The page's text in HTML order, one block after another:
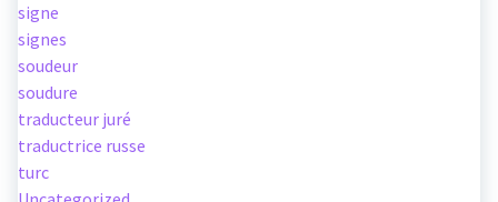
signe
signes
soudeur
soudure
traducteur juré
traductrice russe
turc